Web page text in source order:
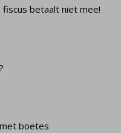
betaalt niet mee!
boetes